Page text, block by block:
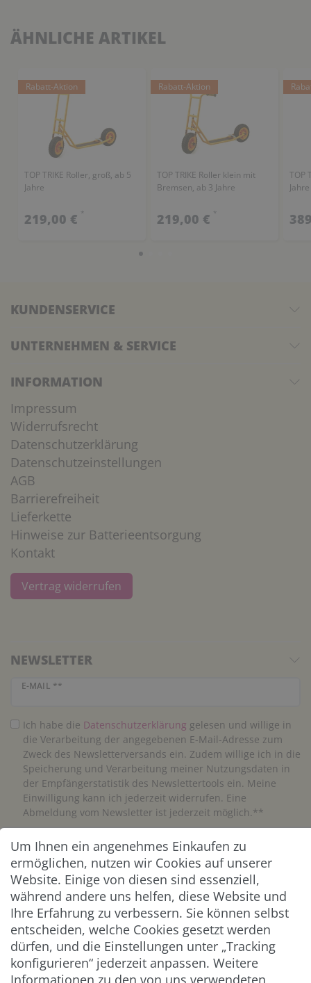
ÄHNLICHE ARTIKEL
Rabatt-Aktion
TOP TRIKE Roller, groß, ab 5
Jahre
219,00 € *
Rabatt-Aktion
TOP TRIKE Roller klein mit
Bremsen, ab 3 Jahre
219,00 € *
TOP
Jahre
KUNDENSERVICE
UNTERNEHMEN & SERVICE
INFORMATION
Impressum
Widerrufsrecht
Datenschutzerklärung
Datenschutzeinstellungen
AGB
Barrierefreiheit
Lieferkette
Hinweise zur Batterieentsorgung
Kontakt
Vertrag widerrufen
NEWSLETTER
E-MAIL **
Newsletter Honig
Ich habe die Daten­schutz­erklärung gelesen und willige in
die Verarbeitung der angegebenen E-Mail-Adresse zum
Zweck des Newsletterversands ein. Zudem willige ich in die
Speicherung und Verarbeitung meiner Nutzungsdaten in
der Empfängerstatistik des Newslettertools ein. Meine
Einwilligung kann ich jederzeit widerrufen. Eine
Abmeldung vom Newsletter ist jederzeit möglich.**
Abonnieren
** Hierbei handelt es sich um ein Pflichtfeld.
ZAHLUNG & VERSAND
Um Ihnen ein angenehmes Einkaufen zu
ermöglichen, nutzen wir Cookies auf unserer
Website. Einige von diesen sind essenziell,
während andere uns helfen, diese Website und
Ihre Erfahrung zu verbessern. Sie können selbst
entscheiden, welche Cookies gesetzt werden
dürfen, und die Einstellungen unter „Tracking
konfigurieren“ jederzeit anpassen. Weitere
Informationen zu den von uns verwendeten